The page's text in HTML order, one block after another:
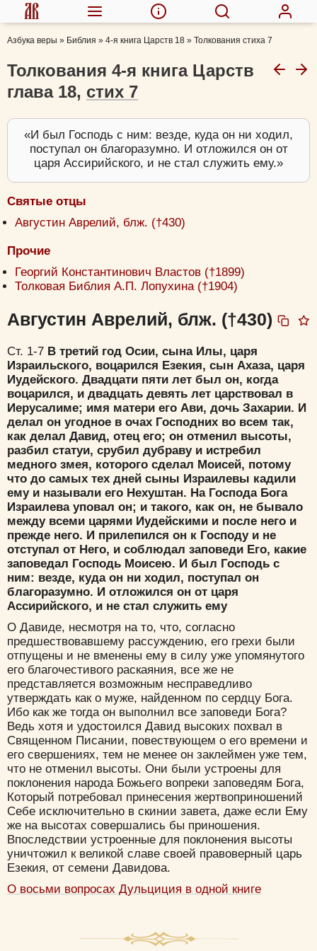
Азбука веры » Библия » 4-я книга Царств 18 » Толкования стиха 7
Толкования 4-я книга Царств
глава 18, стих 7
И был Господь с ним: везде, куда он ни ходил,
поступал он благоразумно. И отложился он от
царя Ассирийского, и не стал служить ему.
Святые отцы
Августин Аврелий, блж. (†430)
Прочие
Георгий Константинович Властов (†1899)
Толковая Библия А.П. Лопухина (†1904)
Августин Аврелий, блж. (†430)
Ст. 1-7 В третий год Осии, сына Илы, царя
Израильского, воцарился Езекия, сын Ахаза, царя
Иудейского. Двадцати пяти лет был он, когда
воцарился, и двадцать девять лет царствовал в
Иерусалиме; имя матери его Ави, дочь Захарии. И
делал он угодное в очах Господних во всем так,
как делал Давид, отец его; он отменил высоты,
разбил статуи, срубил дубраву и истребил
медного змея, которого сделал Моисей, потому
что до самых тех дней сыны Израилевы кадили
ему и называли его Нехуштан. На Господа Бога
Израилева уповал он; и такого, как он, не бывало
между всеми царями Иудейскими и после него и
прежде него. И прилепился он к Господу и не
отступал от Него, и соблюдал заповеди Его, какие
заповедал Господь Моисею. И был Господь с
ним: везде, куда он ни ходил, поступал он
благоразумно. И отложился он от царя
Ассирийского, и не стал служить ему
О Давиде, несмотря на то, что, согласно
предшествовавшему рассуждению, его грехи были
отпущены и не вменены ему в силу уже упомянутого
его благочестивого раскаяния, все же не
представляется возможным несправедливо
утверждать как о муже, найденном по сердцу Бога.
Ибо как же тогда он выполнил все заповеди Бога?
Ведь хотя и удостоился Давид высоких похвал в
Священном Писании, повествующем о его времени и
его свершениях, тем не менее он заклеймен уже тем,
что не отменил высоты. Они были устроены для
поклонения народа Божьего вопреки заповедям Бога,
Который потребовал принесения жертвоприношений
Себе исключительно в скинии завета, даже если Ему
же на высотах совершались бы приношения.
Впоследствии устроенные для поклонения высоты
уничтожил к великой славе своей правоверный царь
Езекия, от семени Давидова.
О восьми вопросах Дульциция в одной книге